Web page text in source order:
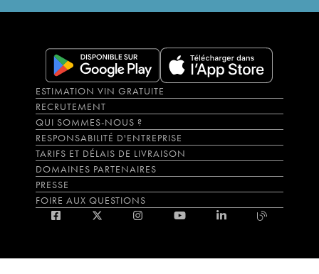
ESTIMATION VIN GRATUITE
RECRUTEMENT
QUI SOMMES-NOUS ?
RESPONSABILITÉ D'ENTREPRISE
TARIFS ET DÉLAIS DE LIVRAISON
DOMAINES PARTENAIRES
PRESSE
FOIRE AUX QUESTIONS